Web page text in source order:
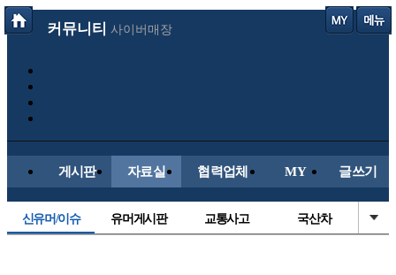
커뮤니티 사이버매장
게시판 자료실 협력업체 MY 글쓰기
신유머/이슈 유머게시판 교통사고 국산차